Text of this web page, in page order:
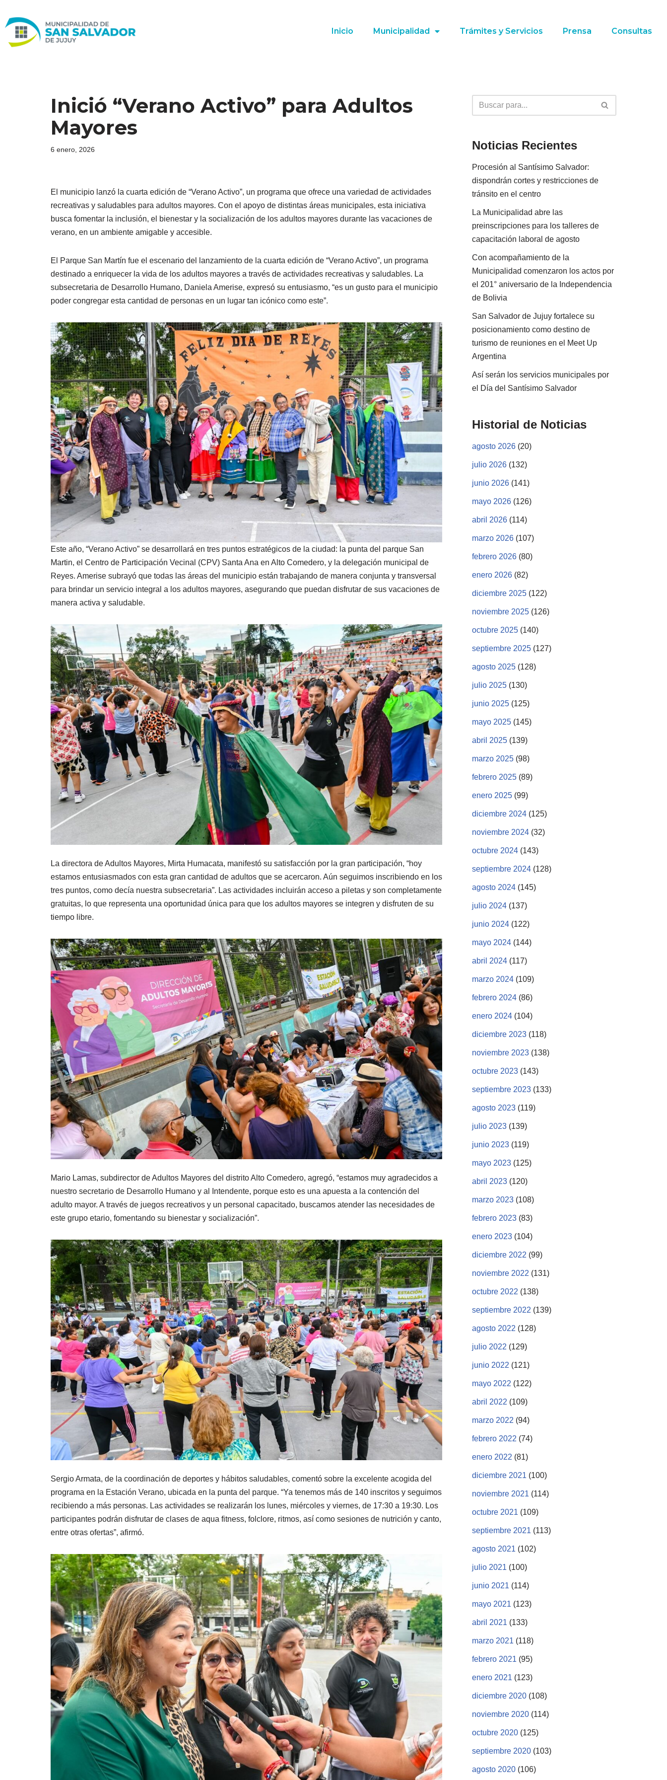
Ir
al
Inicio Municipalidad Trámites y Servicios Prensa Consultas
Inició “Verano Activo” para Adultos
Mayores
6 enero, 2026
El municipio lanzó la cuarta edición de “Verano Activo”, un programa que ofrece una variedad de actividades
recreativas y saludables para adultos mayores. Con el apoyo de distintas áreas municipales, esta iniciativa
busca fomentar la inclusión, el bienestar y la socialización de los adultos mayores durante las vacaciones de
verano, en un ambiente amigable y accesible.
El Parque San Martín fue el escenario del lanzamiento de la cuarta edición de “Verano Activo”, un programa
destinado a enriquecer la vida de los adultos mayores a través de actividades recreativas y saludables. La
subsecretaria de Desarrollo Humano, Daniela Amerise, expresó su entusiasmo, “es un gusto para el municipio
poder congregar esta cantidad de personas en un lugar tan icónico como este”.
Este año, “Verano Activo” se desarrollará en tres puntos estratégicos de la ciudad: la punta del parque San
Martin, el Centro de Participación Vecinal (CPV) Santa Ana en Alto Comedero, y la delegación municipal de
Reyes. Amerise subrayó que todas las áreas del municipio están trabajando de manera conjunta y transversal
para brindar un servicio integral a los adultos mayores, asegurando que puedan disfrutar de sus vacaciones de
manera activa y saludable.
La directora de Adultos Mayores, Mirta Humacata, manifestó su satisfacción por la gran participación, “hoy
estamos entusiasmados con esta gran cantidad de adultos que se acercaron. Aún seguimos inscribiendo en los
tres puntos, como decía nuestra subsecretaria”. Las actividades incluirán acceso a piletas y son completamente
gratuitas, lo que representa una oportunidad única para que los adultos mayores se integren y disfruten de su
tiempo libre.
Mario Lamas, subdirector de Adultos Mayores del distrito Alto Comedero, agregó, “estamos muy agradecidos a
nuestro secretario de Desarrollo Humano y al Intendente, porque esto es una apuesta a la contención del
adulto mayor. A través de juegos recreativos y un personal capacitado, buscamos atender las necesidades de
este grupo etario, fomentando su bienestar y socialización”.
Sergio Armata, de la coordinación de deportes y hábitos saludables, comentó sobre la excelente acogida del
programa en la Estación Verano, ubicada en la punta del parque. “Ya tenemos más de 140 inscritos y seguimos
recibiendo a más personas. Las actividades se realizarán los lunes, miércoles y viernes, de 17:30 a 19:30. Los
participantes podrán disfrutar de clases de aqua fitness, folclore, ritmos, así como sesiones de nutrición y canto,
entre otras ofertas”, afirmó.
Noticias Recientes
Procesión al Santísimo Salvador:
dispondrán cortes y restricciones de
tránsito en el centro
La Municipalidad abre las
preinscripciones para los talleres de
capacitación laboral de agosto
Con acompañamiento de la
Municipalidad comenzaron los actos por
el 201° aniversario de la Independencia
de Bolivia
San Salvador de Jujuy fortalece su
posicionamiento como destino de
turismo de reuniones en el Meet Up
Argentina
Así serán los servicios municipales por
el Día del Santísimo Salvador
Historial de Noticias
agosto 2026 (20)
julio 2026 (132)
junio 2026 (141)
mayo 2026 (126)
abril 2026 (114)
marzo 2026 (107)
febrero 2026 (80)
enero 2026 (82)
diciembre 2025 (122)
noviembre 2025 (126)
octubre 2025 (140)
septiembre 2025 (127)
agosto 2025 (128)
julio 2025 (130)
junio 2025 (125)
mayo 2025 (145)
abril 2025 (139)
marzo 2025 (98)
febrero 2025 (89)
enero 2025 (99)
diciembre 2024 (125)
noviembre 2024 (32)
octubre 2024 (143)
septiembre 2024 (128)
agosto 2024 (145)
julio 2024 (137)
junio 2024 (122)
mayo 2024 (144)
abril 2024 (117)
marzo 2024 (109)
febrero 2024 (86)
enero 2024 (104)
diciembre 2023 (118)
noviembre 2023 (138)
octubre 2023 (143)
septiembre 2023 (133)
agosto 2023 (119)
julio 2023 (139)
junio 2023 (119)
mayo 2023 (125)
abril 2023 (120)
marzo 2023 (108)
febrero 2023 (83)
enero 2023 (104)
diciembre 2022 (99)
noviembre 2022 (131)
octubre 2022 (138)
septiembre 2022 (139)
agosto 2022 (128)
julio 2022 (129)
junio 2022 (121)
mayo 2022 (122)
abril 2022 (109)
marzo 2022 (94)
febrero 2022 (74)
enero 2022 (81)
diciembre 2021 (100)
noviembre 2021 (114)
octubre 2021 (109)
septiembre 2021 (113)
agosto 2021 (102)
julio 2021 (100)
junio 2021 (114)
mayo 2021 (123)
abril 2021 (133)
marzo 2021 (118)
febrero 2021 (95)
enero 2021 (123)
diciembre 2020 (108)
noviembre 2020 (114)
octubre 2020 (125)
septiembre 2020 (103)
agosto 2020 (106)